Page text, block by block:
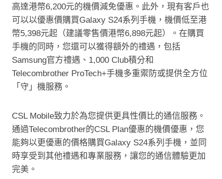
高達港幣6,200元的機價減免優惠。此外，現有客戶也
可以以優惠價購買Galaxy S24系列手機，機價低至港
幣5,398元起（建議零售價港幣6,898元起）。在購買
手機的同時，您還可以獲得額外的禮遇，包括
Samsung官方禮遇、1,000 Club積分和
Telecombrother ProTech+手機多重禦防或提供全方位
「守」機服務。
CSL Mobile致力於為您提供更具性價比的通信服務。
通過Telecombrother的CSL Plan優惠的機價優惠，您
能夠以更優惠的價格購買Galaxy S24系列手機，並同
時享受到其他禮遇和專業服務，讓您的通信體驗更加
完美。